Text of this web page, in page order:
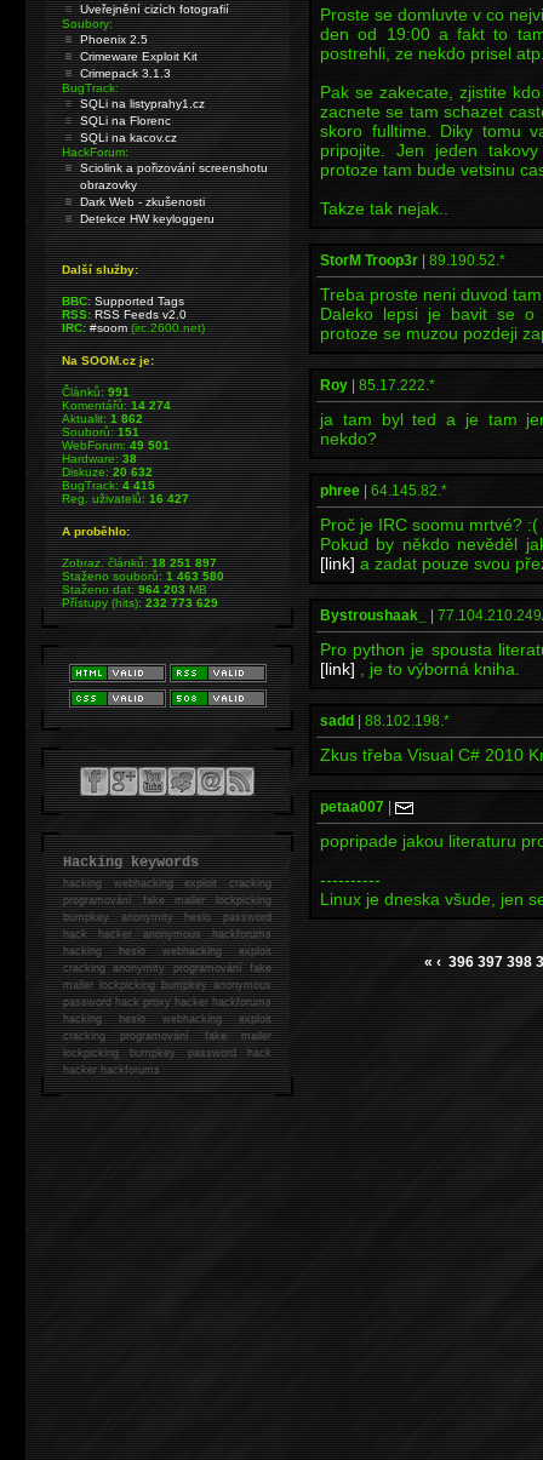
Proste se domluvte v co
den od 19:00 a fakt to
postrehli, ze nekdo prisel
Pak se zakecate, zjistite
zacnete se tam schazet
skoro fulltime. Diky tomu
pripojite. Jen jeden
protoze tam bude vetsinu
Takze tak nejak..
StorM Troop3r 89.190.52.*
Treba proste neni duvod
Daleko lepsi je bavit se o
protoze se muzou pozdeji
Roy 85.17.222.*
ja tam byl ted a je tam
nekdo?
phree 64.145.82.*
Proč je IRC soomu mrtvé?
Pokud by někdo nevěděl
[link] a zadat pouze svou
Bystroushaak_
Pro python je spousta
[link] , je to výborná kniha.
sadd 88.102.198.*
Zkus třeba Visual C# 2010
petaa007
popripade jakou literaturu
----------
Linux je dneska všude, jen
« ‹ 396 397 398
Uveřejnění cizích fotografií
Soubory:
Phoenix 2.5
Crimeware Exploit Kit
Crimepack 3.1.3
BugTrack:
SQLi na listyprahy1.cz
SQLi na Florenc
SQLi na kacov.cz
HackForum:
Sciolink a pořizování screenshotu
obrazovky
Dark Web - zkušenosti
Detekce HW keyloggeru
Další služby:
BBC: Supported Tags
RSS: RSS Feeds v2.0
IRC: #soom(irc.2600.net)
Na SOOM.cz je:
Článků:991
Komentářů:14 274
Aktualit:1 862
Souborů:151
WebForum:49 501
Hardware:38
Diskuze:20 632
BugTrack:4 415
Reg. uživatelů:16 427
A proběhlo:
Zobraz. článků:18 251 897
Staženo souborů:1 463 580
Staženo dat:964 203MB
Přístupy (hits):232 773 629
Hacking keywords
hackingwebhacking exploit cracking
programování fake mailer lockpicking
bumpkey anonymity heslo password
hackhacker anonymous hackforums
hackingheslo webhacking exploit
cracking anonymity programování fake
mailer lockpicking bumpkey anonymous
password hack proxy hacker hackforums
hacking heslo webhacking exploit
cracking programování fake mailer
lockpicking bumpkey password hack
hackerhackforums